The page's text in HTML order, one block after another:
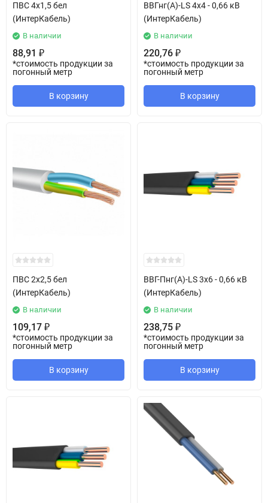
ПВС 4х1,5 бел
(ИнтерКабель)
В наличии
88,91 ₽
*стоимость продукции за
погонный метр
В корзину
ВВГнг(А)-LS 4х4 - 0,66 кВ
(ИнтерКабель)
В наличии
220,76 ₽
*стоимость продукции за
погонный метр
В корзину
ПВС 2х2,5 бел
(ИнтерКабель)
В наличии
109,17 ₽
*стоимость продукции за
погонный метр
В корзину
ВВГ-Пнг(А)-LS 3х6 - 0,66 кВ
(ИнтерКабель)
В наличии
238,75 ₽
*стоимость продукции за
погонный метр
В корзину